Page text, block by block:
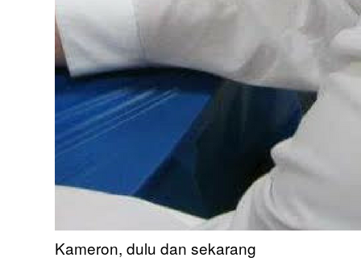
Kameron, dulu dan sekarang